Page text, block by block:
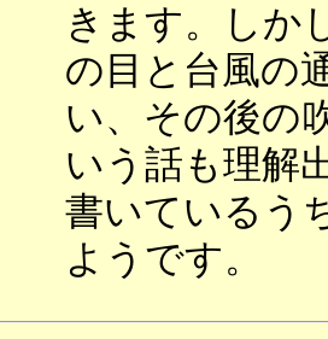
きます。しか
の目と台風の
い、その後の
いう話も理解
書いているう
ようです。